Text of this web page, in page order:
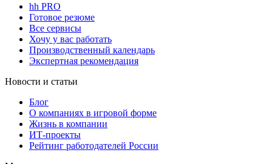
hh PRO
Готовое резюме
Все сервисы
Хочу у вас работать
Производственный календарь
Экспертная рекомендация
Новости и статьи
Блог
О компаниях в игровой форме
Жизнь в компании
ИТ-проекты
Рейтинг работодателей России